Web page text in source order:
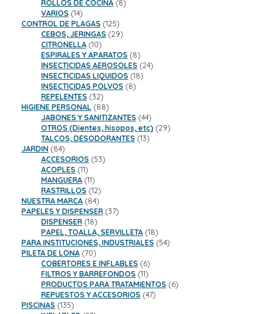
ROLLOS DE COCINA 88
VARIOS 1414
productos
CONTROL DE PLAGAS 125125
productos
CEBOS, JERINGAS 2929
CITRONELLA 1010
productos
ESPIRALES Y APARATOS 88
productos
INSECTICIDAS AEROSOLES 2424
INSECTICIDAS LIQUIDOS 1818
INSECTICIDAS POLVOS 88
REPELENTES 3232
productos
HIGIENE PERSONAL 8888
productos
JABONES Y SANITIZANTES 4444
productos
OTROS (Dientes, hisopos, etc) 2929
TALCOS, DESODORANTES 1313
JARDIN 8484
productos
ACCESORIOS 5353
ACOPLES 1111
productos
MANGUERA 1111
productos
RASTRILLOS 1212
productos
NUESTRA MARCA 8484
productos
PAPELES Y DISPENSER 3737
DISPENSER 1818
productos
PAPEL, TOALLA, SERVILLETA 1818
productos
PARA INSTITUCIONES, INDUSTRIALES 5454
PILETA DE LONA 7070
productos
COBERTORES E INFLABLES 66
productos
FILTROS Y BARREFONDOS 1111
productos
PRODUCTOS PARA TRATAMIENTOS 66
REPUESTOS Y ACCESORIOS 4747
PISCINAS 135135